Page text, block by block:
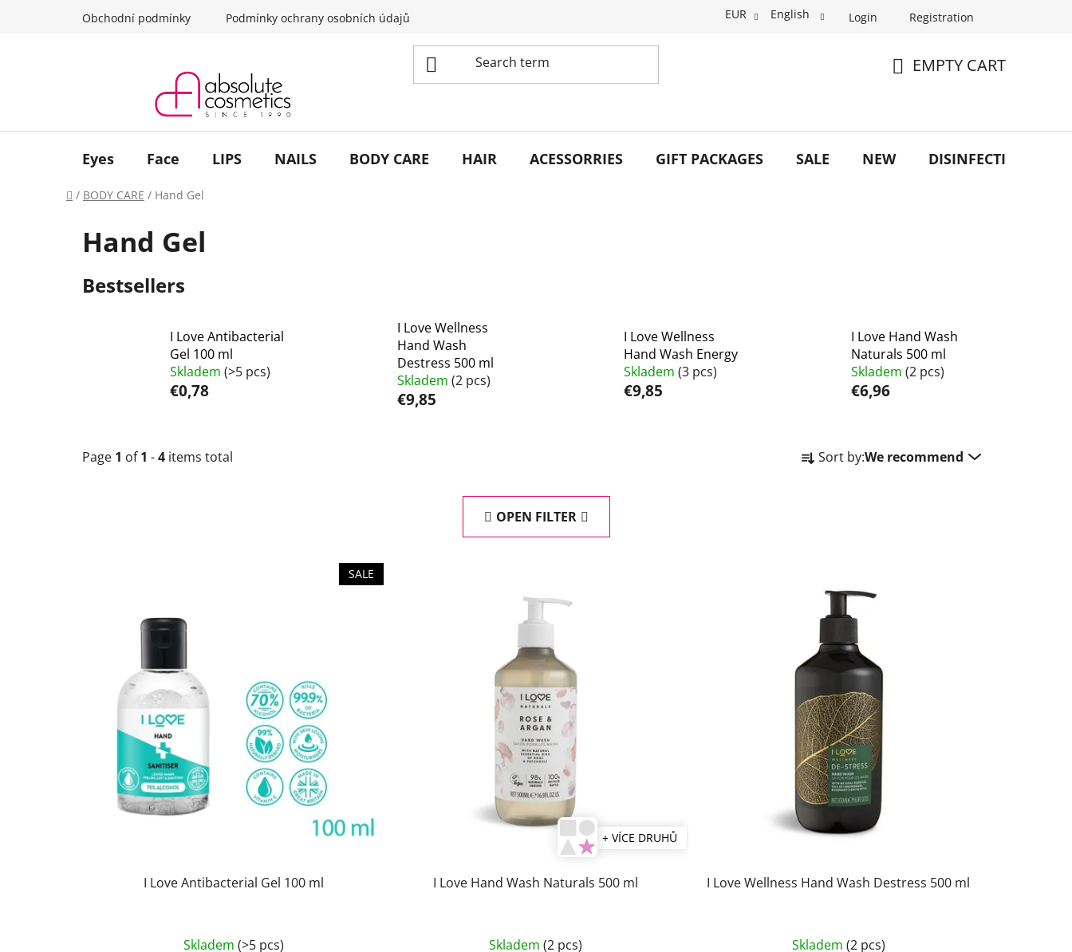
Obchodní podmínky Podmínky ochrany osobních údajů EUR English Login Registration
EMPTY CART
Eyes Face LIPS NAILS BODY CARE HAIR ACESSORRIES GIFT PACKAGES SALE NEW DISINFECTION
Home
/ BODY CARE / Hand Gel
Hand Gel
Bestsellers
I Love Antibacterial
Gel 100 ml
Skladem (>5 pcs)
€0,78
I Love Wellness
Hand Wash
Destress 500 ml
Skladem (2 pcs)
€9,85
I Love Wellness
Hand Wash Energy
Skladem (3 pcs)
€9,85
I Love Hand Wash
Naturals 500 ml
Skladem (2 pcs)
€6,96
Page 1 of1 -4 items total r
i
n
g
Sort by:We recommend
OPEN FILTER
SALE
I Love Antibacterial Gel 100 ml
Skladem (>5 pcs)
+ VÍCE DRUHŮ
I Love Hand Wash Naturals 500 ml
Skladem(2 pcs)
I Love Wellness Hand Wash Destress 500 ml
Skladem (2 pcs)